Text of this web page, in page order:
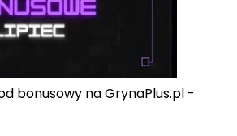
bonusowy na GrynaPlus.pl -